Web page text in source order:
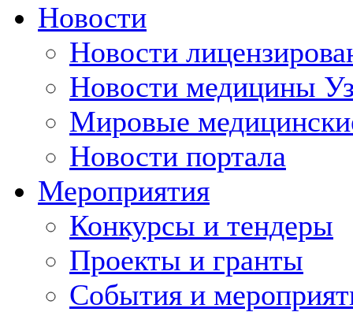
Новости
Новости
Новости медицины
Мировые
Новости портала
Мероприятия
Конкурсы и тендеры
Проекты и гранты
События и